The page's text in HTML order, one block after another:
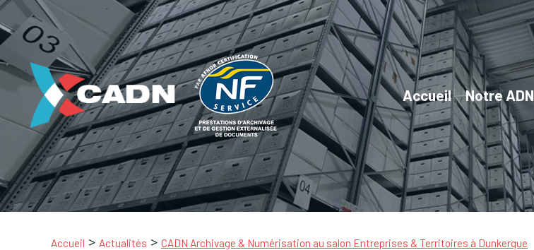
Accueil Notre ADN
Accueil Actualités CADN Archivage & Numérisation au salon Entreprises & Territoires à Dunkerque